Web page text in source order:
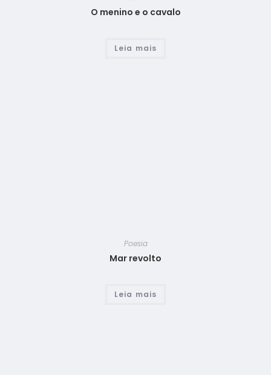
O menino e o cavalo
Leia mais
Poesia
Mar revolto
Leia mais